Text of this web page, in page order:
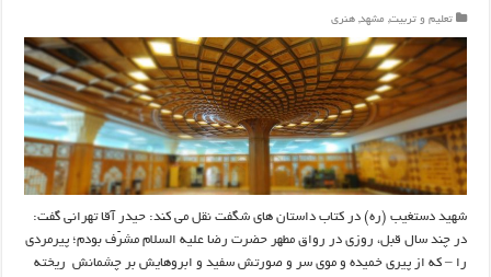
تعلیم و تربیت, مشهد, هنری
شهید دستغیب (ره) در کتاب داستان ‌های شگفت‌ نقل می ‌کند: حیدر آقا تهرانی گفت:
در چند سال قبل، روزی در رواق مطهر حضرت رضا علیه السلام مشرّف بودم؛ پیرمردی
را – که از پیری خمیده و موی سر و صورتش سفید و ابروهایش بر چشمانش ‍ ریخته